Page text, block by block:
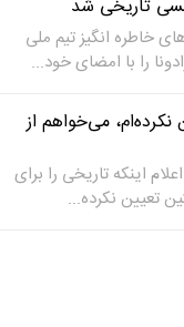
تاریخی شد
خاطره انگیز تیم ملی
را با امضای خود...
می‌خواهم از
اینکه تاریخی را برای
تعیین نکرده...